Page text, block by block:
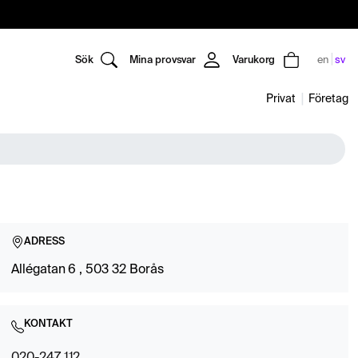
Sök Mina provsvar Varukorg en sv
Privat Företag
ADRESS
Allégatan 6 , 503 32 Borås
KONTAKT